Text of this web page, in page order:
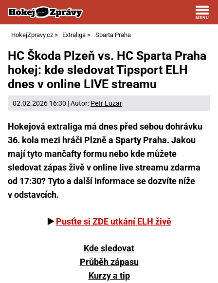
HokejZpravy.cz > Extraliga > Sparta Praha
HC Škoda Plzeň vs. HC Sparta Praha
hokej: kde sledovat Tipsport ELH
dnes v online LIVE streamu
02.02.2026 16:30 | Autor: Petr Luzar
Hokejová extraliga má dnes před sebou dohrávku
36. kola mezi hráči Plzně a Sparty Praha. Jakou
mají tyto mančafty formu nebo kde můžete
sledovat zápas živě v online live streamu zdarma
od 17:30? Tyto a další informace se dozvíte níže
v odstavcích.
▶️Pusťte si ZDE utkání ELH živě
Kde sledovat
Průběh zápasu
Kurzy a tip